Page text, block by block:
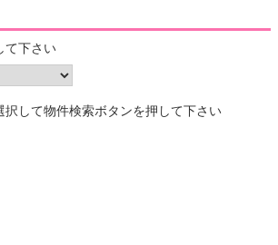
て下さい
択して物件検索ボタンを押して下さい